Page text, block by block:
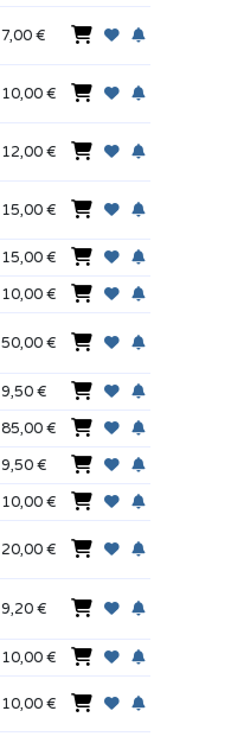
7,00 €
10,00 €
12,00 €
15,00 €
15,00 €
10,00 €
50,00 €
9,50 €
85,00 €
9,50 €
10,00 €
20,00 €
9,20 €
10,00 €
10,00 €